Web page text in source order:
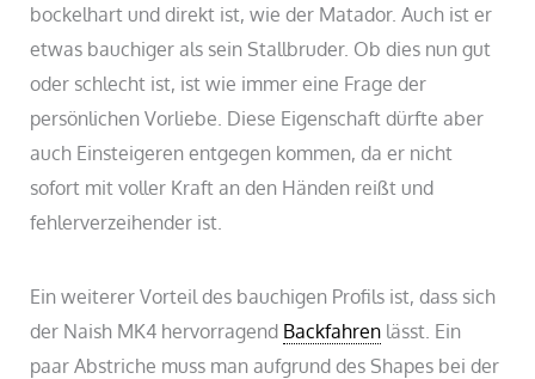
bockelhart und direkt ist, wie der Matador. Auch ist er
etwas bauchiger als sein Stallbruder. Ob dies nun gut
oder schlecht ist, ist wie immer eine Frage der
persönlichen Vorliebe. Diese Eigenschaft dürfte aber
auch Einsteigeren entgegen kommen, da er nicht
sofort mit voller Kraft an den Händen reißt und
fehlerverzeihender ist.
Ein weiterer Vorteil des bauchigen Profils ist, dass sich
der Naish MK4 hervorragend Backfahren lässt. Ein
paar Abstriche muss man aufgrund des Shapes bei der